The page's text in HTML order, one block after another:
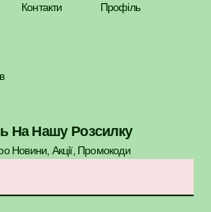
Контакти
Профіль
На Нашу Розсилку
Новини, Акції, Промокоди​